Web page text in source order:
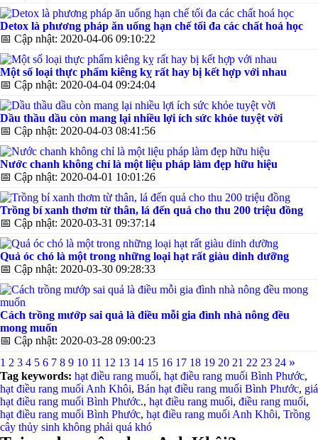
Detox là phương pháp ăn uống hạn chế tối đa các chất hoá học
📅 Cập nhật: 2020-04-06 09:10:22
Một số loại thực phẩm kiêng kỵ rất hay bị kết hợp với nhau
📅 Cập nhật: 2020-04-04 09:24:04
Dầu thầu dầu còn mang lại nhiều lợi ích sức khỏe tuyệt vời
📅 Cập nhật: 2020-04-03 08:41:56
Nước chanh không chỉ là một liệu pháp làm đẹp hữu hiệu
📅 Cập nhật: 2020-04-01 10:01:26
Trồng bí xanh thơm từ thân, lá đến quả cho thu 200 triệu đồng
📅 Cập nhật: 2020-03-31 09:37:14
Quả óc chó là một trong những loại hạt rất giàu dinh dưỡng
📅 Cập nhật: 2020-03-30 09:28:33
Cách trồng mướp sai quả là điều mỗi gia đình nhà nông đều
mong muốn
📅 Cập nhật: 2020-03-28 09:00:23
1 2 3 4 5 6 7 8 9 10 11 12 13 14 15 16 17 18 19 20 21 22 23 24 »
Tag keywords: hạt điều rang muối, hạt điều rang muối Bình Phước,
hạt điều rang muối Anh Khôi, Bán hạt điều rang muối Bình Phước, giá
hạt điều rang muối Bình Phước., hạt điều rang muối, điều rang muối,
hạt điều rang muối Bình Phước, hạt điều rang muối Anh Khôi, Trồng
cây thủy sinh không phải quá khó